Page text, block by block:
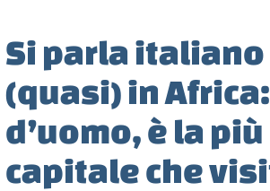
Si parla italiano
(quasi) in
d’uomo, è la
capitale che